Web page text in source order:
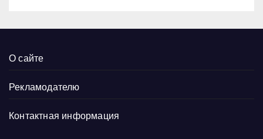
О сайте
Рекламодателю
Контактная информация